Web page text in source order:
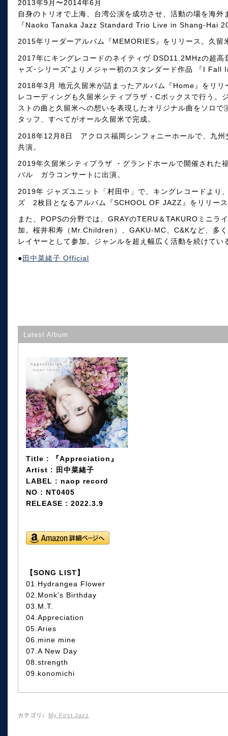
2013年9月〜2014年6月
自身のトリオで上海、台湾公演を成功させ、活動の場を海外
『Naoko Tanaka Jazz Standard Trio Live in Shang-Hai
2015年リーダーアルバム『MEMORIES』をリリース。久留
2017年にキングレコードのネイティヴ DSD11.2MHzの超
ャズ･シリーズ"よりメジャー初のスタンダード作品 『I
2018年3月 地元久留米が詰まったアルバム『Home』をリリ
レコーディングも久留米シティプラザ・Cボックスで行う。
ストの曲と久留米への想いを表現したオリジナル曲をソロ
タッフ、すべてがオール久留米で完成。
2018年12月8日 アクロス福岡シンフォニーホールで、九州
共演。
2019年久留米シティプラザ ・グランドホールで開催され
バル ガラコンサートに出演。
2019年 ジャズユニット「村田中」で、キングレコードより
ズ 2枚目となるアルバム『SCHOOL OF JAZZ』をリリー
また、POPSの分野では、GRAYのTERU＆TAKUROミニラ
加。桜井和寿（Mr.Children）、GAKU-MC、C&Kなど、多
レイヤーとして参加。ジャンルを超え幅広く活動を続けてい
●田中菜緒子 Official
Latest Album
Title : 『Appreciation』
Artist : 田中菜緒子
LABEL : naop record
NO : NT0405
RELEASE : 2022.3.9
【SONG LIST】
01.Hydrangea Flower
02.Monk's Birthday
03.M.T.
04.Appreciation
05.Aries
06.mine mine
07.A New Day
08.strength
09.konomichi
カテゴリ : My First Jazz